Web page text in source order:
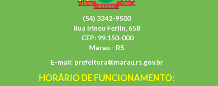
(54) 3342-9500
Rua Irineu Ferlin, 658
CEP: 99.150-000
Marau - RS
E-mail: prefeitura@marau.rs.gov.br
HORÁRIO DE FUNCIONAMENTO: